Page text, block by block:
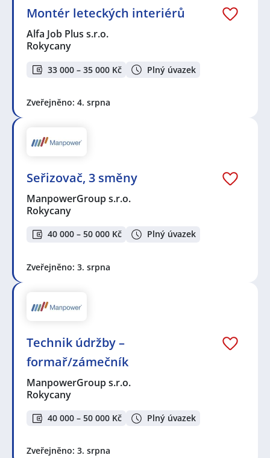
Montér leteckých interiérů
Alfa Job Plus s.r.o.
Rokycany
33 000 – 35 000 Kč Plný úvazek
Zveřejněno: 4. srpna
Seřizovač, 3 směny
ManpowerGroup s.r.o.
Rokycany
40 000 – 50 000 Kč Plný úvazek
Zveřejněno: 3. srpna
Technik údržby –
formař/zámečník
ManpowerGroup s.r.o.
Rokycany
40 000 – 50 000 Kč Plný úvazek
Zveřejněno: 3. srpna